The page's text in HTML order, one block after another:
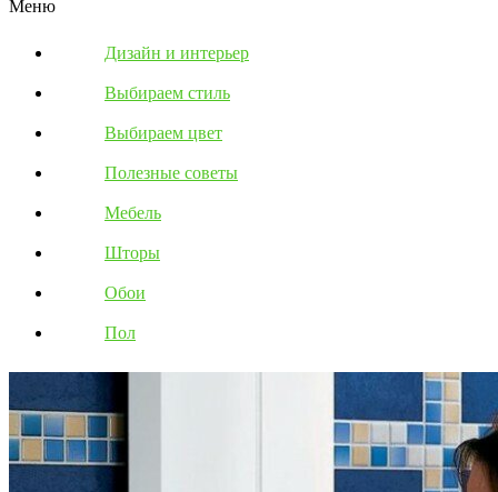
Меню
Дизайн и интерьер
Выбираем стиль
Выбираем цвет
Полезные советы
Мебель
Шторы
Обои
Пол